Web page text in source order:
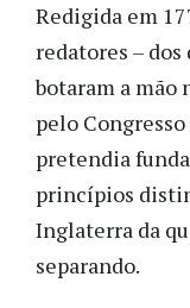
Redigida em
redatores – dos
botaram a mão
pelo
pretendia
princípios
Inglaterra da
separando.